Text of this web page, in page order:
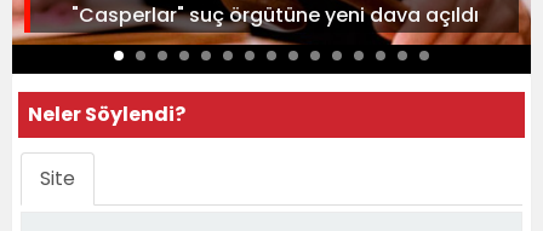
"Casperlar" suç örgütüne yeni dava açıldı
Neler Söylendi?
Site